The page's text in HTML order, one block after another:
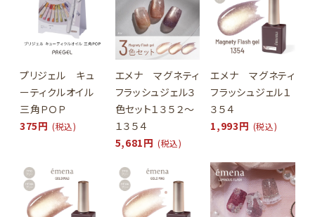
プリジェル キュ
ーティクルオイル
三角ＰＯＰ
375円 (税込)
エメナ マグネティ
フラッシュジェル３
色セット１３５２～
１３５４
5,681円 (税込)
エメナ マグネティ
フラッシュジェル１
３５４
1,993円 (税込)